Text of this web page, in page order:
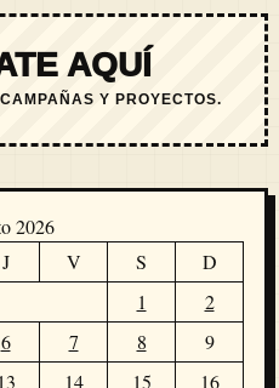
AQUÍ
Y PROYECTOS.
2026
J V S
D
1
2
6 7 8
9
13 14 15
16